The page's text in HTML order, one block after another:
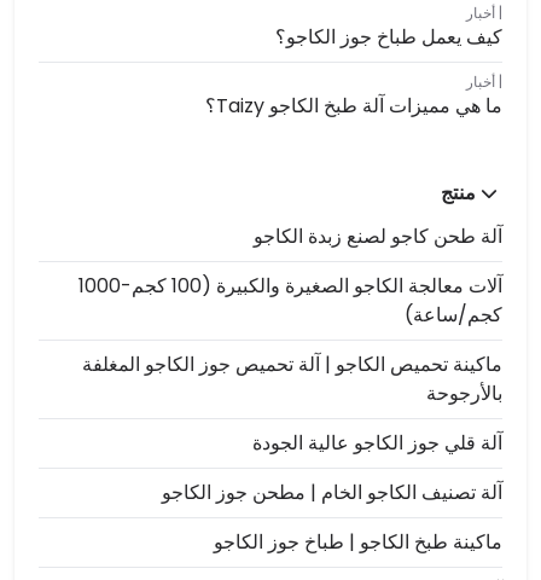
أخبار
كيف يعمل طباخ جوز الكاجو؟
أخبار
ما هي مميزات آلة طبخ الكاجو Taizy؟
منتج
آلة طحن كاجو لصنع زبدة الكاجو
آلات معالجة الكاجو الصغيرة والكبيرة (100 كجم-1000
كجم/ساعة)
ماكينة تحميص الكاجو | آلة تحميص جوز الكاجو المغلفة
بالأرجوحة
آلة قلي جوز الكاجو عالية الجودة
آلة تصنيف الكاجو الخام | مطحن جوز الكاجو
ماكينة طبخ الكاجو | طباخ جوز الكاجو